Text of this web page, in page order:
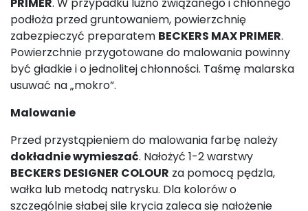
podłoża przed gruntowaniem, powierzchnię
zabezpieczyć preparatem BECKERS MAX PRIMER.
Powierzchnie przygotowane do malowania powinny
być gładkie i o jednolitej chłonności. Taśmę malarska
usuwać na „mokro”.
Malowanie
Przed przystąpieniem do malowania farbę należy
dokładnie wymieszać. Nałożyć 1-2 warstwy
BECKERS DESIGNER COLOUR za pomocą pędzla,
wałka lub metodą natrysku. Dla kolorów o
szczególnie słabej sile krycia zaleca się nałożenie